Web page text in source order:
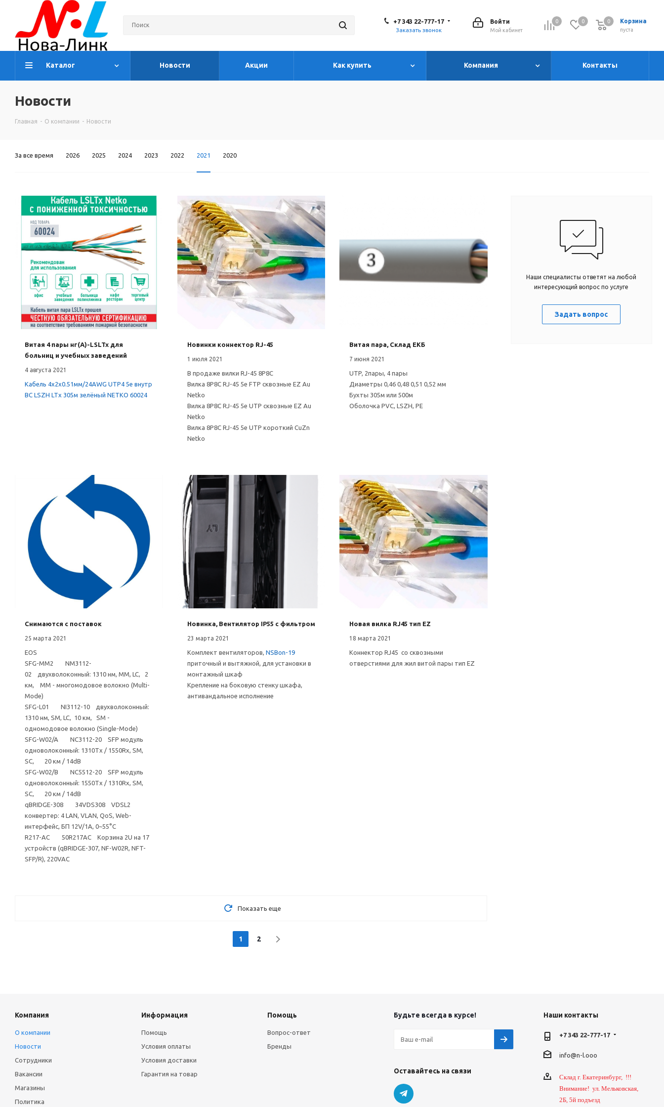
0 0 Корзина
0
пуста
0
Войти
Мой кабинет
+7 343 22-777-17
Заказать звонок
Каталог Новости Акции Как купить Компания Контакты
Новости
Главная - О компании - Новости
За все время 2026 2025 2024 2023 2022 2021 2020
Витая 4 пары нг(А)-LSLTx для
больниц и учебных заведений
4 августа 2021
Кабель 4х2х0.51мм/24AWG UTP4 5e внутр
BC LSZH LTx 305м зелёный NETKO 60024
Новинки коннектор RJ-45
1 июля 2021
В продаже вилки RJ-45 8P8C
Вилка 8P8C RJ-45 5e FTP сквозные EZ Au
Netko
Вилка 8P8C RJ-45 5e UTP сквозные EZ Au
Netko
Вилка 8P8C RJ-45 5e UTP короткий CuZn
Netko
Витая пара, Склад ЕКБ
7 июня 2021
UTP, 2пары, 4 пары
Диаметры 0,46 0,48 0,51 0,52 мм
Бухты 305м или 500м
Оболочка PVC, LSZH, PE
Снимаются с поставок
25 марта 2021
EOS
SFG-MM2 NM3112-
02 двухволоконный: 1310 нм, MM, LC, 2
км, MM - многомодовое волокно (Multi-
Mode)
SFG-L01 NI3112-10 двухволоконный:
1310 нм, SM, LC, 10 км, SM -
одномодовое волокно (Single-Mode)
SFG-W02/A NC3112-20 SFP модуль
одноволоконный: 1310Tx / 1550Rx, SM,
SC, 20 км / 14dB
SFG-W02/B NC5512-20 SFP модуль
одноволоконный: 1550Tx / 1310Rx, SM,
SC, 20 км / 14dB
qBRIDGE-308 34VDS308 VDSL2
конвертер: 4 LAN, VLAN, QoS, Web-
интерфейс, БП 12V/1А, 0~55°C
R217-AC 50R217AC Корзина 2U на 17
устройств (qBRIDGE-307, NF-W02R, NFT-
SFP/R), 220VAC
Новинка, Вентилятор IP55 с фильтром
23 марта 2021
Комплект вентиляторов, NSBon-19
приточный и вытяжной, для установки в
монтажный шкаф
Крепление на боковую стенку шкафа,
антивандальное исполнение
Новая вилка RJ45 тип EZ
18 марта 2021
Коннектор RJ45 со сквозными
отверстиями для жил витой пары тип EZ
Показать еще
1 2
Наши специалисты ответят на любой
интересующий вопрос по услуге
Задать вопрос
Компания
О компании
Новости
Сотрудники
Вакансии
Магазины
Политика
Информация
Помощь
Условия оплаты
Условия доставки
Гарантия на товар
Помощь
Вопрос-ответ
Бренды
Будьте всегда в курсе!
Оставайтесь на связи
Наши контакты
+7 343 22-777-17
info@n-l.ooo
Склад г. Екатеринбург, !!!
Внимание! ул. Мельковская,
2Б, 5й подъезд